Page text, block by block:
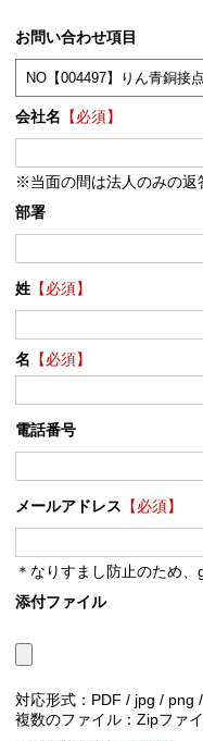
お問い合わせ項目
会社名 【必須】
※当面の間は法人のみの返
部署
姓【必須】
名 【必須】
電話番号
メールアドレス 【必須】
＊なりすまし防止のため
添付ファイル
対応形式：PDF / jpg / png
複数のファイル：Zipファ